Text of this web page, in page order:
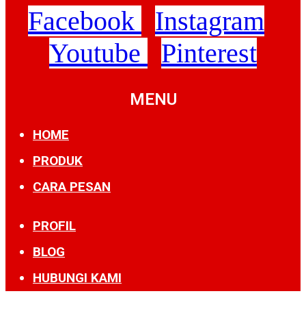
Facebook
Instagram
Youtube
Pinterest
MENU
HOME
PRODUK
CARA PESAN
PROFIL
BLOG
HUBUNGI KAMI